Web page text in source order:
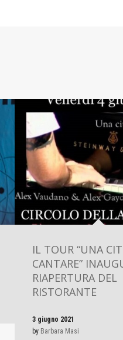
IL TOUR “UNA
CANTARE”
RIAPERTURA DEL
RISTORANTE
3 giugno 2021
by Barbara Masi